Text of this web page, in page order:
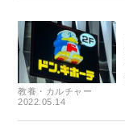
教養・カルチャー
2022.05.14